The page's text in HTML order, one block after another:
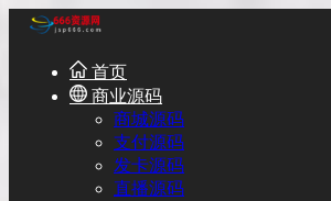
首页
商业源码
商城源码
支付源码
发卡源码
直播源码